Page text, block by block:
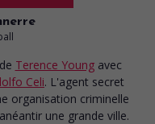
de Terence Young avec
Celi. L'agent secret
organisation criminelle
une grande ville.